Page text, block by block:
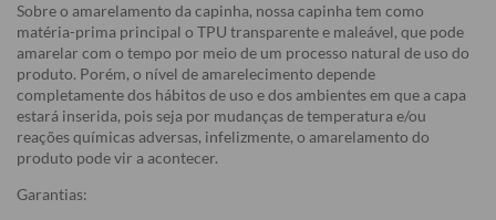
Sobre o amarelamento da capinha, nossa capinha tem como
matéria-prima principal o TPU transparente e maleável, que pode
amarelar com o tempo por meio de um processo natural de uso do
produto. Porém, o nível de amarelecimento depende
completamente dos hábitos de uso e dos ambientes em que a capa
estará inserida, pois seja por mudanças de temperatura e/ou
reações químicas adversas, infelizmente, o amarelamento do
produto pode vir a acontecer.
Garantias: